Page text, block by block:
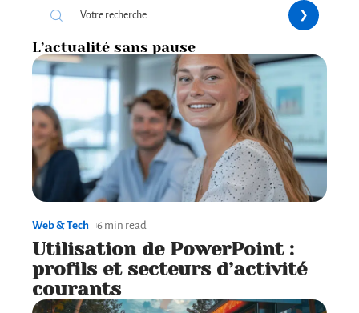
L’actualité sans pause
Web & Tech 6 min read
Utilisation de PowerPoint :
profils et secteurs d’activité
courants